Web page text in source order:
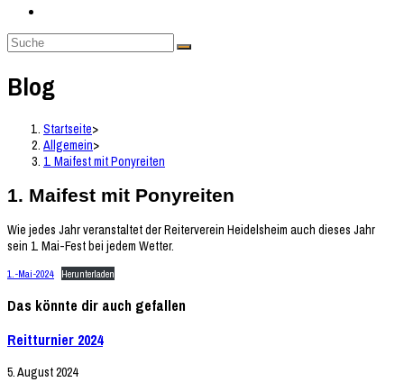
Blog
Startseite>
Allgemein>
1. Maifest mit Ponyreiten
1. Maifest mit Ponyreiten
Wie jedes Jahr veranstaltet der Reiterverein Heidelsheim auch dieses Jahr
sein 1. Mai-Fest bei jedem Wetter.
1.-Mai-2024 Herunterladen
Das könnte dir auch gefallen
Reitturnier 2024
5. August 2024